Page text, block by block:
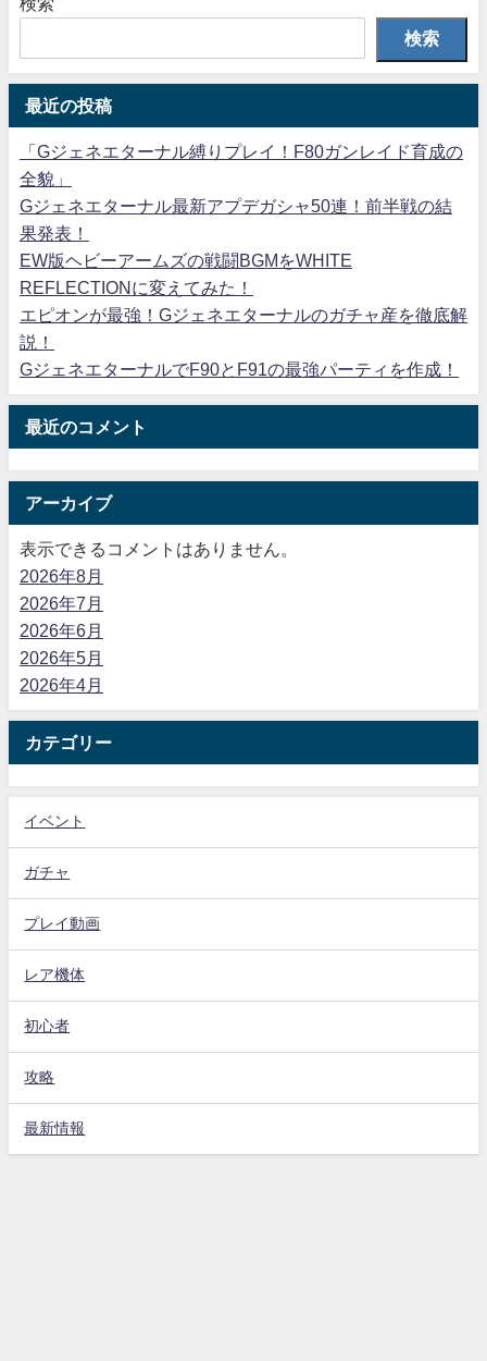
検索
最近の投稿
「Gジェネエターナル縛りプレイ！F80ガンレイド育成の
全貌」
Gジェネエターナル最新アプデガシャ50連！前半戦の結
果発表！
EW版ヘビーアームズの戦闘BGMをWHITE
REFLECTIONに変えてみた！
エピオンが最強！Gジェネエターナルのガチャ産を徹底解
説！
GジェネエターナルでF90とF91の最強パーティを作成！
最近のコメント
アーカイブ
表示できるコメントはありません。
2026年8月
2026年7月
2026年6月
2026年5月
2026年4月
カテゴリー
イベント
ガチャ
プレイ動画
レア機体
初心者
攻略
最新情報